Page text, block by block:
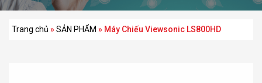
LS800HD
Trang chủ »SẢN PHẨM » Máy Chiếu Viewsonic LS800HD